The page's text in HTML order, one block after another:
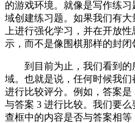
的游戏环境。就像是写作练
域创建练习题。如果我们有
上进行强化学习，并在开放
示，而不是像围棋那样的封闭
到目前为止，我们看到的
域。也就是说，任何时候我
进行比较评分。例如，答案
与答案 3 进行比较。我们要
查框中的内容是否与答案相